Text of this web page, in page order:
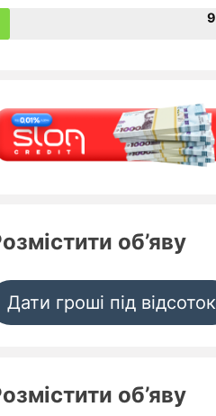
9
об’яву
Дати гроші під відсоток
об’яву